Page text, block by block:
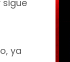
sigue
ya